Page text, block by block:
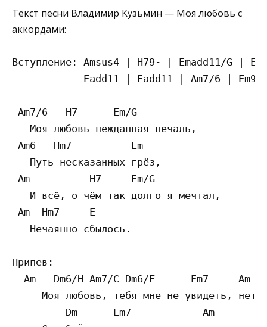
Текст песни Владимир Кузьмин — Моя любовь с
аккордами:
Вступление: Amsus4 | H79- | Emadd11/G |
Eadd11 | Eadd11 | Am7/6 | Em9/
Am7/6   H7      Em/G
   Моя любовь нежданная печаль,
Am6   Hm7          Em
   Путь несказанных грёз,
Am          H7     Em/G
   И всё, о чём так долго я мечтал,
Am  Hm7     E
   Нечаянно сбылось.
Припев:
  Am   Dm6/H Am7/C Dm6/F      Em7     Am
     Моя любовь, тебя мне не увидеть, нет,
         Dm      Em7            Am